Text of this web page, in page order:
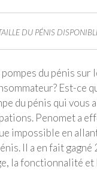
DU PÉNIS
du pénis sur
Est-ce
du pénis qui vous
Penomet a
impossible en
Il a en fait
la fonctionnalité